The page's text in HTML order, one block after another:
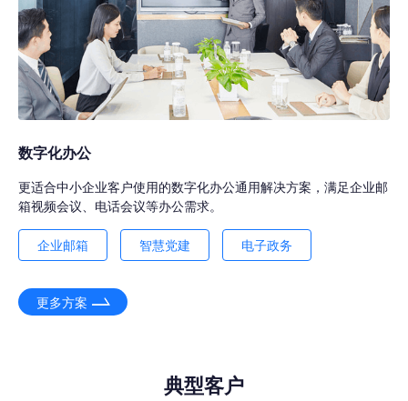
数字化办公
更适合中小企业客户使用的数字化办公通用解决方案，满足企业邮
箱视频会议、电话会议等办公需求。
企业邮箱 智慧党建 电子政务
更多方案
典型客户